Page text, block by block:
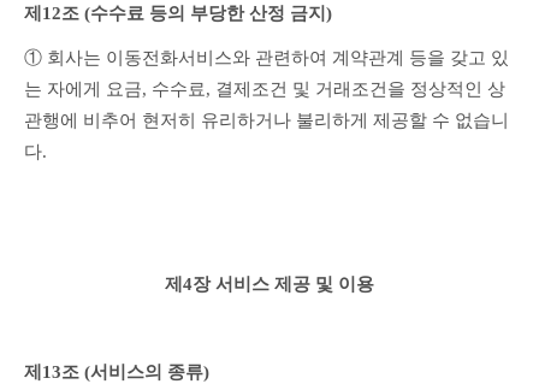
제12조 (수수료 등의 부당한 산정 금지)
① 회사는 이동전화서비스와 관련하여 계약관계 등을 갖고 있
는 자에게 요금, 수수료, 결제조건 및 거래조건을 정상적인 상
관행에 비추어 현저히 유리하거나 불리하게 제공할 수 없습니
다.
제4장 서비스 제공 및 이용
제13조 (서비스의 종류)